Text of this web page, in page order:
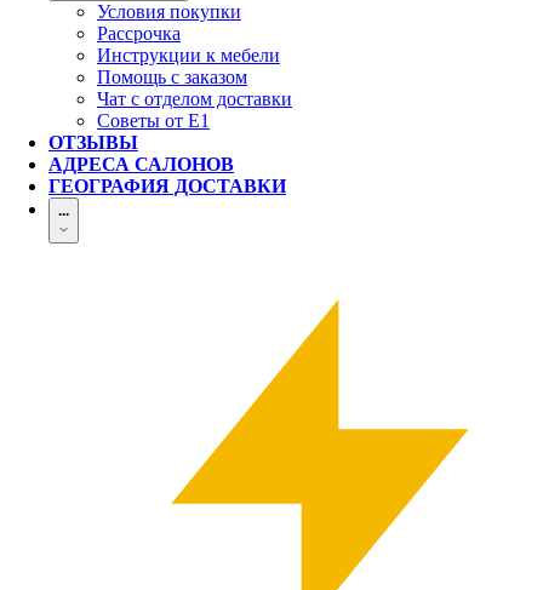
Условия покупки
Рассрочка
Инструкции к мебели
Помощь с заказом
Чат с отделом доставки
Советы от Е1
ОТЗЫВЫ
АДРЕСА САЛОНОВ
ГЕОГРАФИЯ ДОСТАВКИ
...